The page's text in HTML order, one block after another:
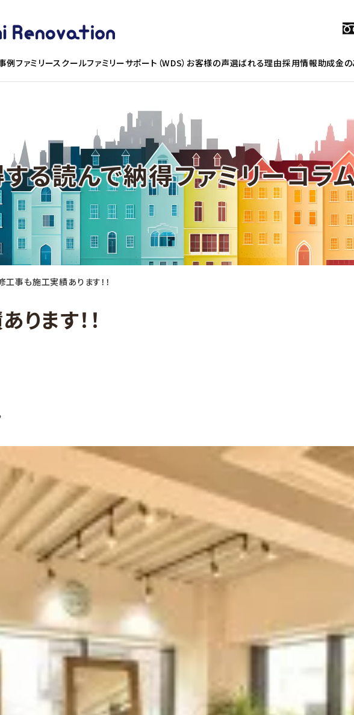
例ファミリースクールファミリーサポート（WDS）お客様の声選ばれる理由採用情報助成金
る読んで納得ファミリーコラ
工事も施工実績あります！！
ます！！